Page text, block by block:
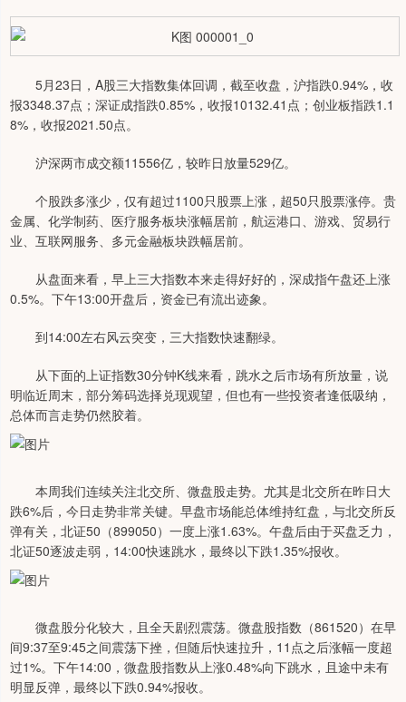
5月23日，A股三大指数集体回调，截至收盘，沪指跌0.94%，收
报3348.37点；深证成指跌0.85%，收报10132.41点；创业板指跌1.1
8%，收报2021.50点。
沪深两市成交额11556亿，较昨日放量529亿。
个股跌多涨少，仅有超过1100只股票上涨，超50只股票涨停。贵
金属、化学制药、医疗服务板块涨幅居前，航运港口、游戏、贸易行
业、互联网服务、多元金融板块跌幅居前。
从盘面来看，早上三大指数本来走得好好的，深成指午盘还上涨
0.5%。下午13:00开盘后，资金已有流出迹象。
到14:00左右风云突变，三大指数快速翻绿。
从下面的上证指数30分钟K线来看，跳水之后市场有所放量，说
明临近周末，部分筹码选择兑现观望，但也有一些投资者逢低吸纳，
总体而言走势仍然胶着。
本周我们连续关注北交所、微盘股走势。尤其是北交所在昨日大
跌6%后，今日走势非常关键。早盘市场能总体维持红盘，与北交所反
弹有关，北证50（899050）一度上涨1.63%。午盘后由于买盘乏力，
北证50逐波走弱，14:00快速跳水，最终以下跌1.35%报收。
微盘股分化较大，且全天剧烈震荡。微盘股指数（861520）在早
间9:37至9:45之间震荡下挫，但随后快速拉升，11点之后涨幅一度超
过1%。下午14:00，微盘股指数从上涨0.48%向下跳水，且途中未有
明显反弹，最终以下跌0.94%报收。